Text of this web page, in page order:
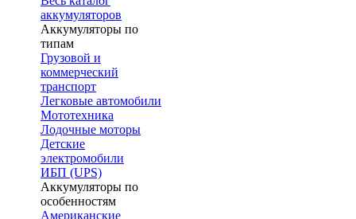
аккумуляторов
Аккумуляторы по
типам
Грузовой и
коммерческий
транспорт
Легковые автомобили
Мототехника
Лодочные моторы
Детские
электромобили
ИБП (UPS)
Аккумуляторы по
особенностям
Американские